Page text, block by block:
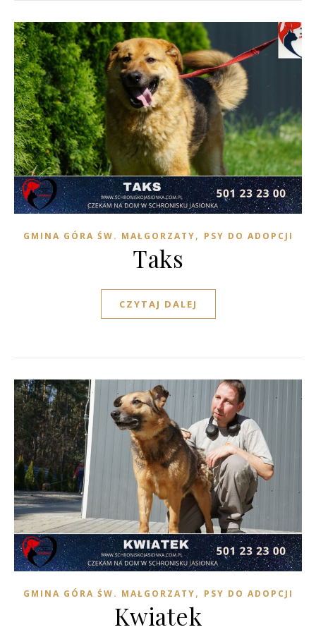
GMINA GÓRA ŚW. MAŁGORZATY, PSY DO ADOPCJI
Taks
CZYTAJ DALEJ
GMINA GÓRA ŚW. MAŁGORZATY, PSY DO ADOPCJI
Kwiatek